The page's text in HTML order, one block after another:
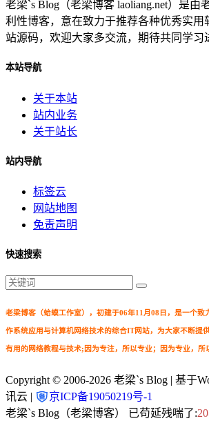
老梁`s Blog（老梁博客 laoliang.net）是由
利性博客，意在致力于推荐各种优秀实用
站源码，欢迎大家多交流，期待共同学习
本站导航
关于本站
站内业务
关于站长
站内导航
标签云
网站地图
免责声明
快速搜索
老梁博客（蛤蟆工作室），初建于06年11月08日，是一个致
作系统应用与计算机网络技术的综合IT网站，为大家不断提
有用的网络教程与技术;因为专注，所以专业；因为专业，所
Copyright © 2006-2026 老梁`s Blog | 基于
讯云 |
京ICP备19050219号-1
老梁`s Blog（老梁博客） 已苟延残喘了: